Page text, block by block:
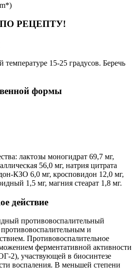
РЕЦЕПТУ!
15-25 градусов. Беречь
формы
лактозы моногидрат 69,7 мг,
56,0 мг, натрия цитрата
КЗО 6,0 мг, кросповидон 12,0 мг,
1,5 мг, магния стеарат 1,8 мг.
действие
противовоспалительный
и
Противовоспалительное
ферментативной активности
2), участвующей в биосинтезе
воспаления. В меньшей степени